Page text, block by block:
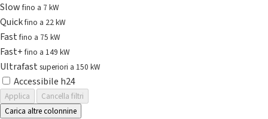
Slowfino a 7 kW
Quickfino a 22 kW
Fastfino a 75 kW
Fast+fino a 149 kW
Ultrafast superiori a 150 kW
Accessibile h24
Applica
Cancella filtri
Carica altre colonnine